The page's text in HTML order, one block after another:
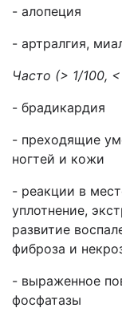
- алопеция
- артралгия,
Часто (> 1/100, <
- брадикардия
- преходящие
ногтей и кожи
- реакции в
уплотнение,
развитие
фиброза и
- выраженное
фосфатазы